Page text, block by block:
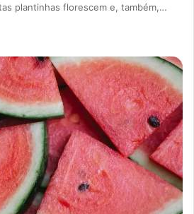
plantinhas florescem e, também,…